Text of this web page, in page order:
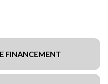
FINANCEMENT